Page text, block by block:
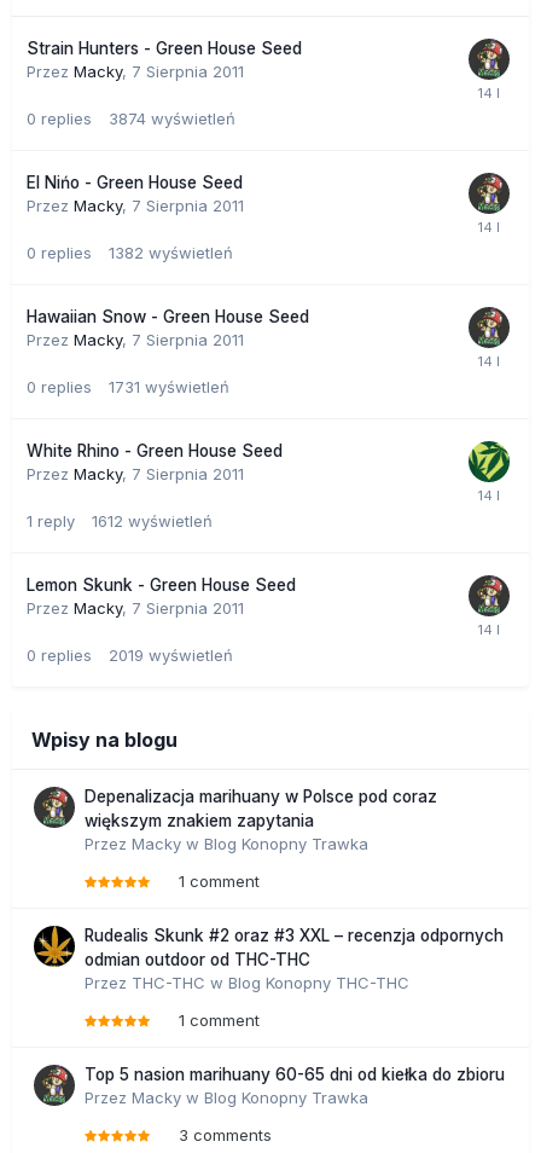
Strain Hunters - Green House Seed
Przez Macky, 7 Sierpnia 2011
0 replies 3874 wyświetleń
El Nińo - Green House Seed
Przez Macky, 7 Sierpnia 2011
0 replies 1382 wyświetleń
Hawaiian Snow - Green House Seed
Przez Macky, 7 Sierpnia 2011
0 replies 1731 wyświetleń
White Rhino - Green House Seed
Przez Macky, 7 Sierpnia 2011
1 reply 1612 wyświetleń
Lemon Skunk - Green House Seed
Przez Macky, 7 Sierpnia 2011
0 replies 2019 wyświetleń
Wpisy na blogu
Depenalizacja marihuany w Polsce pod coraz
większym znakiem zapytania
Przez Macky w Blog Konopny Trawka
1 comment
Rudealis Skunk #2 oraz #3 XXL – recenzja odpornych
odmian outdoor od THC-THC
Przez THC-THC w Blog Konopny THC-THC
1 comment
Top 5 nasion marihuany 60-65 dni od kiełka do zbioru
Przez Macky w Blog Konopny Trawka
3 comments